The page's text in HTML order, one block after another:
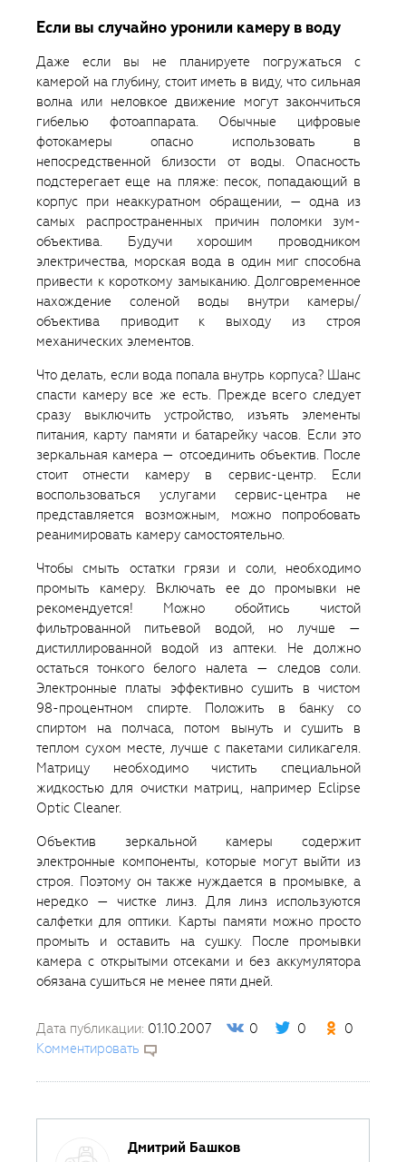
Если вы случайно уронили камеру в воду
Даже если вы не планируете погружаться с
камерой на глубину, стоит иметь в виду, что сильная
волна или неловкое движение могут закончиться
гибелью фотоаппарата. Обычные цифровые
фотокамеры опасно использовать в
непосредственной близости от воды. Опасность
подстерегает еще на пляже: песок, попадающий в
корпус при неаккуратном обращении, — одна из
самых распространенных причин поломки зум-
объектива. Будучи хорошим проводником
электричества, морская вода в один миг способна
привести к короткому замыканию. Долговременное
нахождение соленой воды внутри камеры/
объектива приводит к выходу из строя
механических элементов.
Что делать, если вода попала внутрь корпуса? Шанс
спасти камеру все же есть. Прежде всего следует
сразу выключить устройство, изъять элементы
питания, карту памяти и батарейку часов. Если это
зеркальная камера — отсоединить объектив. После
стоит отнести камеру в сервис-центр. Если
воспользоваться услугами сервис-центра не
представляется возможным, можно попробовать
реанимировать камеру самостоятельно.
Чтобы смыть остатки грязи и соли, необходимо
промыть камеру. Включать ее до промывки не
рекомендуется! Можно обойтись чистой
фильтрованной питьевой водой, но лучше —
дистиллированной водой из аптеки. Не должно
остаться тонкого белого налета — следов соли.
Электронные платы эффективно сушить в чистом
98-процентном спирте. Положить в банку со
спиртом на полчаса, потом вынуть и сушить в
теплом сухом месте, лучше с пакетами силикагеля.
Матрицу необходимо чистить специальной
жидкостью для очистки матриц, например Eclipse
Optic Cleaner.
Объектив зеркальной камеры содержит
электронные компоненты, которые могут выйти из
строя. Поэтому он также нуждается в промывке, а
нередко — чистке линз. Для линз используются
салфетки для оптики. Карты памяти можно просто
промыть и оставить на сушку. После промывки
камера с открытыми отсеками и без аккумулятора
обязана сушиться не менее пяти дней.
Дата публикации: 01.10.2007 0 0
0
Комментировать
Дмитрий Башков